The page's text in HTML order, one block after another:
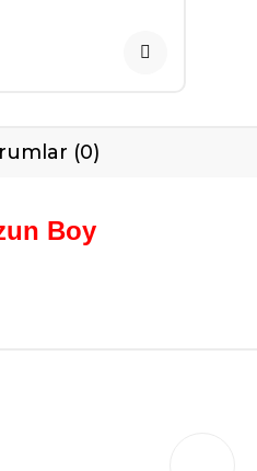
(0)
Boy